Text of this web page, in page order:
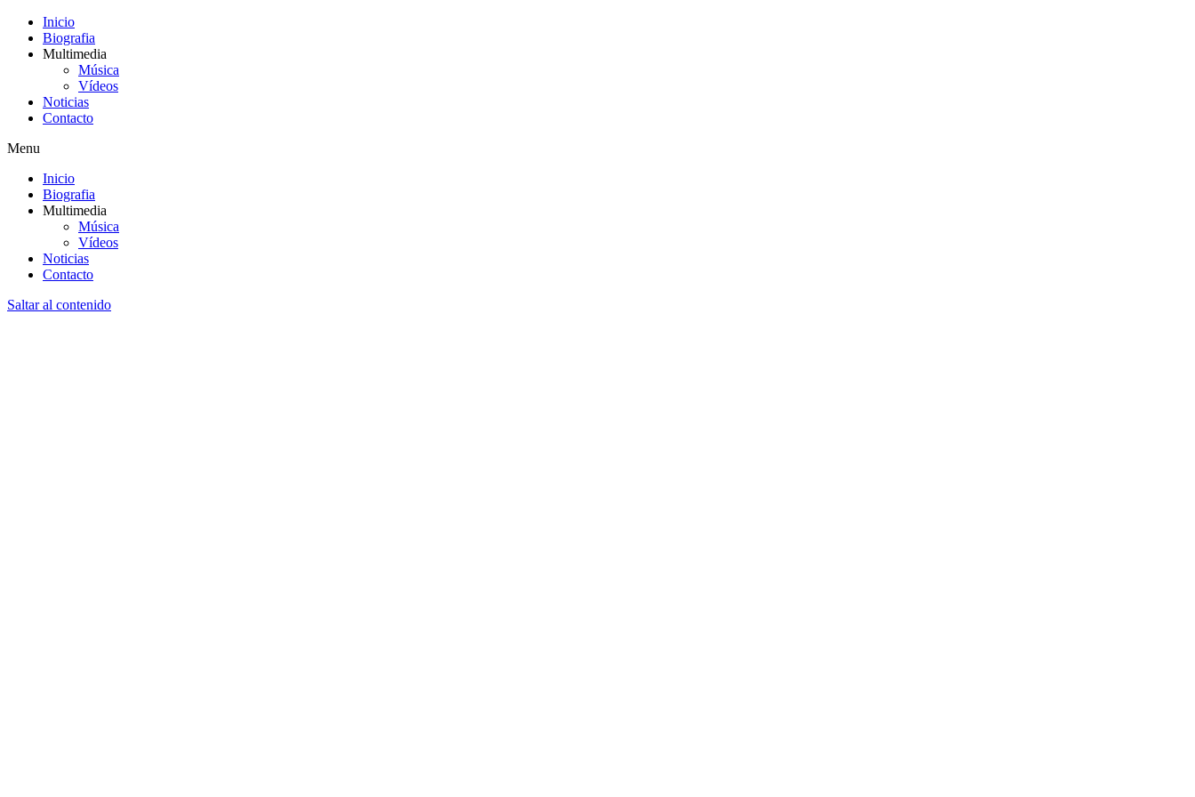
Inicio
Biografia
Multimedia
Música
Vídeos
Noticias
Contacto
Menu
Inicio
Biografia
Multimedia
Música
Vídeos
Noticias
Contacto
Saltar al contenido